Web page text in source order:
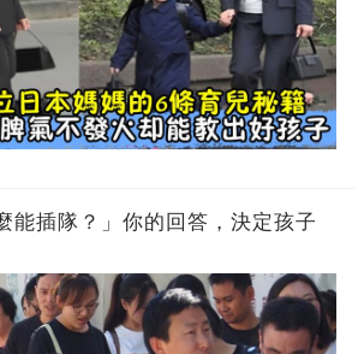
能插隊？」你的回答，決定孩子